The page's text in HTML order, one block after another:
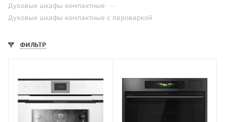
Духовые шкафы компактные —
Духовые шкафы компактные с пароваркой
ФИЛЬТР